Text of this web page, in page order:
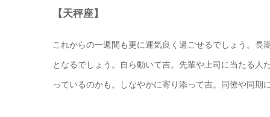
【天秤座】
これからの一週間も更に運気良く過ごせるでしょう。
となるでしょう。自ら動いて吉。先輩や上司に当たる
っているのかも。しなやかに寄り添って吉。同僚や同